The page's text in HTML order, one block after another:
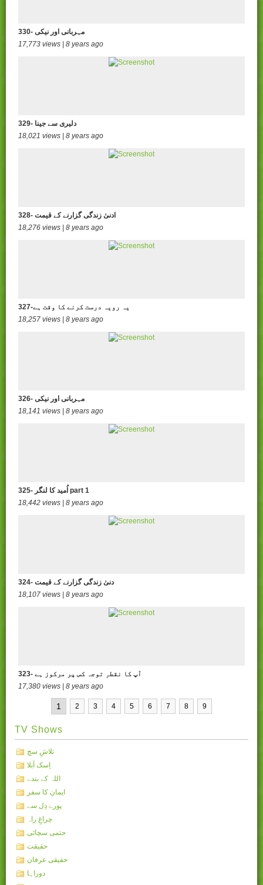
330- مہربانی اور نیکی
17,773 views | 8 years ago
329- دلیری سے جینا
18,021 views | 8 years ago
328- ادنیٰ زندگی گزارنے کے قیمت
18,276 views | 8 years ago
327-یہ رویہ درست کرنے کا وقت ہے
18,257 views | 8 years ago
326- مہربانی اور نیکی
18,141 views | 8 years ago
325- اُمید کا لنگر part 1
18,442 views | 8 years ago
324- دنیٰ زندگی گزارنے کے قیمت
18,107 views | 8 years ago
323- آپ کا نقطہِ توجہ کس پر مرکوز ہے
17,380 views | 8 years ago
1 2 3 4 5 6 7 8 9
TV Shows
تلاشِ سچ
اِسک آبلا
اللہ کے بندے
ایمان کا سفر
پورے دِل سے
چراغِ راہ
حتمی سچائی
حقیقت
حقیقی عرفان
دوراہا